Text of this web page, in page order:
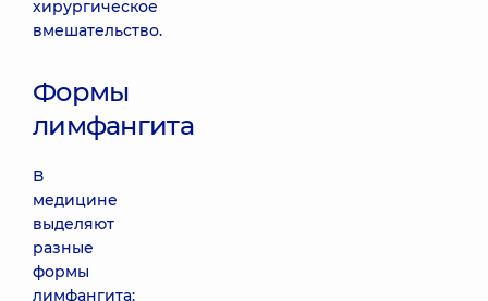
хирургическое
вмешательство.
Формы
лимфангита
В
медицине
выделяют
разные
формы
лимфангита: